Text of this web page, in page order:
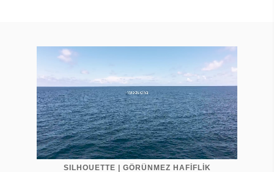
SILHOUETTE | GÖRÜNMEZ HAFİFLİK